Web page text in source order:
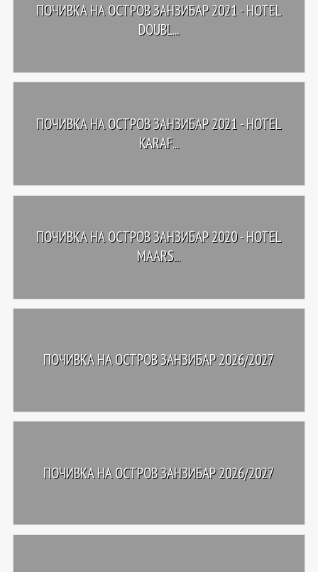
ПОЧИВКА НА ОСТРОВ ЗАНЗИБАР 2021 - HOTEL
DOUBL...
ПОЧИВКА НА ОСТРОВ ЗАНЗИБАР 2021 - HOTEL
KARAF...
ПОЧИВКА НА ОСТРОВ ЗАНЗИБАР 2020 - HOTEL
MAARS...
ПОЧИВКА НА ОСТРОВ ЗАНЗИБАР 2026/2027
ПОЧИВКА НА ОСТРОВ ЗАНЗИБАР 2026/2027